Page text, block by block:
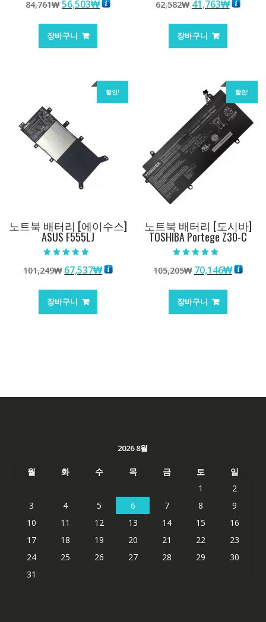
5.00
로 평가됨
84,761₩원
가
격:
56,503₩현
장바구니
5.00
로 평가됨
62,582₩ 원
가
격:
41,763₩현
장바구니
할인!
노트북 배터리 [에이수스]
ASUS F555LJ
5.00
로 평가됨
101,249₩ 원
가
격:
67,537₩현
장바구니
할인!
노트북 배터리 [도시바]
TOSHIBA Portege Z30-C
5.00
로 평가됨
105,205₩ 원
가
격:
70,146₩현
장바구니
2026 8월
월 화 수 목 금 토
일
1
2
3
4 5 6 7 8
9
10
11 12 13 14 15
16
17
18 19 20 21 22
23
24
25 26 27 28 29
30
31